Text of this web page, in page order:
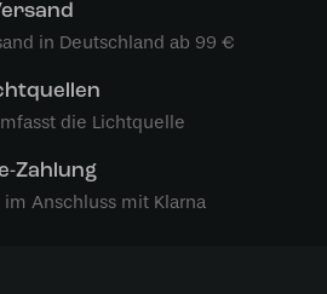
in Deutschland ab 99 €
die Lichtquelle
Zahlung
Anschluss mit Klarna